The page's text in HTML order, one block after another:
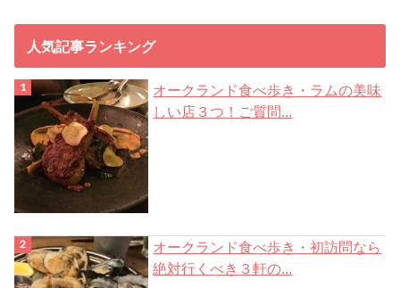
人気記事ランキング
オークランド食べ歩き・ラムの美味
しい店３つ！ご質問...
オークランド食べ歩き・初訪問なら
絶対行くべき３軒の...